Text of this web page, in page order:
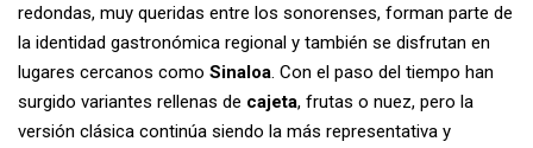
redondas, muy queridas entre los sonorenses, forman parte de
la identidad gastronómica regional y también se disfrutan en
lugares cercanos como Sinaloa . Con el paso del tiempo han
surgido variantes rellenas de cajeta, frutas o nuez, pero la
versión clásica continúa siendo la más representativa y